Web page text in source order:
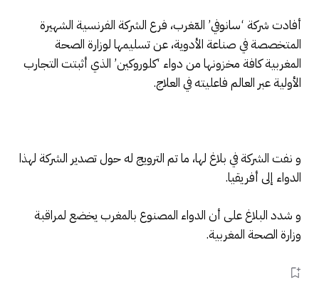
أفادت شركة ‘سانوفي’ المٓغرب، فرع الشركة الفرنسية الشهيرة
المتخصصة في صناعة الأدوية، عن تسليمها لوزارة الصحة
المغربية كافة مخزونها من دواء ‘كلوروكين’ الذي أثبتت التجارب
الأولية عبر العالم فاعليته في العلاج.
و نفت الشركة في بلاغ لها، ما تم الترويج له حول تصدير الشركة لهذا
الدواء إلى أفريقيا.
و شدد البلاغ على أن الدواء المصنوع بالمغرب يخضع لمراقبة
وزارة الصحة المغربية.